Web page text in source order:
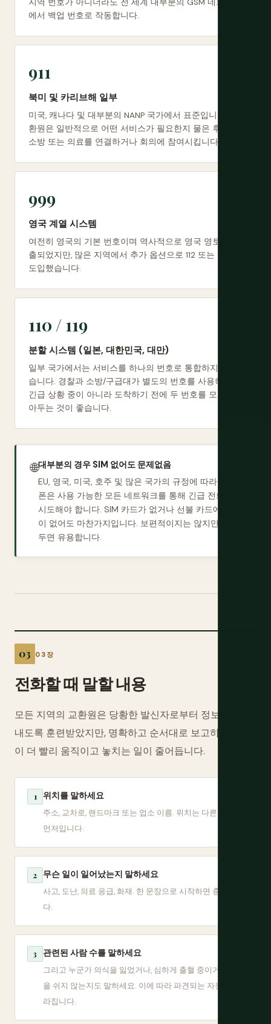
에서 백업 번호로 작동합니다.
911
북미 및 카리브해 일부
미국, 캐나다 및 대부분의 NANP 국가에서 표준입니다. 교
환원은 일반적으로 어떤 서비스가 필요한지 물은 후 경찰,
소방 또는 의료를 연결하거나 회의에 참여시킵니다.
999
영국 계열 시스템
여전히 영국의 기본 번호이며 역사적으로 영국 영토로 수
출되었지만, 많은 지역에서 추가 옵션으로 112 또는 911을
도입했습니다.
110 / 119
분할 시스템 (일본, 대한민국, 대만)
일부 국가에서는 서비스를 하나의 번호로 통합하지 않았
습니다. 경찰과 소방/구급대가 별도의 번호를 사용하므로,
긴급 상황 중이 아니라 도착하기 전에 두 번호를 모두 알
아두는 것이 좋습니다.
🌐대부분의 경우 SIM 없어도 문제없음
EU, 영국, 미국, 호주 및 많은 국가의 규정에 따라 휴대
폰은 사용 가능한 모든 네트워크를 통해 긴급 전화를
시도해야 합니다. SIM 카드가 없거나 선불 카드에 잔액
이 없어도 마찬가지입니다. 보편적이지는 않지만, 알아
두면 유용합니다.
03장
전화할 때 말할 내용
모든 지역의 교환원은 당황한 발신자로부터 정보를 끌어
내도록 훈련받았지만, 명확하고 순서대로 보고하면 도움
이 더 빨리 움직이고 놓치는 일이 줄어듭니다.
1 위치를 말하세요
주소, 교차로, 랜드마크 또는 업소 이름. 위치는 다른 것보다
먼저입니다.
2 무슨 일이 일어났는지 말하세요
사고, 도난, 의료 응급, 화재. 한 문장으로 시작하면 충분합니
다.
3 관련된 사람 수를 말하세요
그리고 누군가 의식을 잃었거나, 심하게 출혈 중이거나, 숨
을 쉬지 않는지도 말하세요. 이에 따라 파견되는 자원이 달
라집니다.